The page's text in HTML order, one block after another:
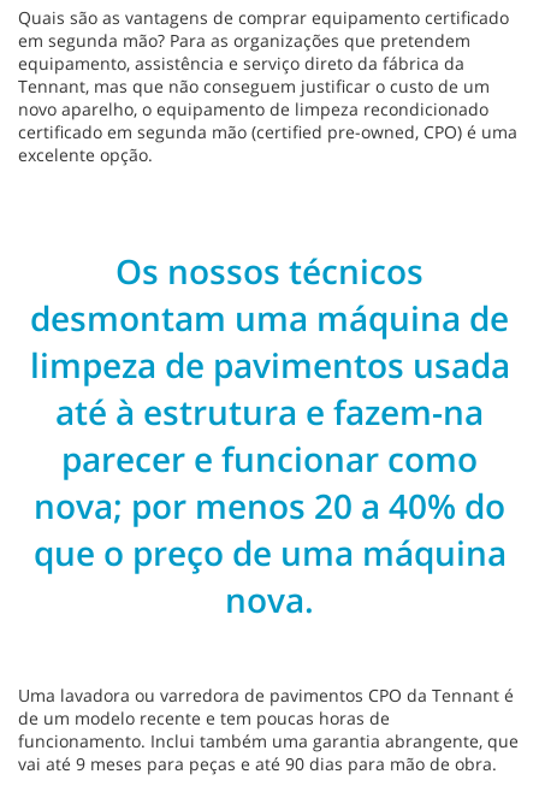
Quais são as vantagens de comprar equipamento certificado
em segunda mão? Para as organizações que pretendem
equipamento, assistência e serviço direto da fábrica da
Tennant, mas que não conseguem justificar o custo de um
novo aparelho, o equipamento de limpeza recondicionado
certificado em segunda mão (certified pre-owned, CPO) é uma
excelente opção.
Os nossos técnicos
desmontam uma máquina de
limpeza de pavimentos usada
até à estrutura e fazem-na
parecer e funcionar como
nova; por menos 20 a 40% do
que o preço de uma máquina
nova.
Uma lavadora ou varredora de pavimentos CPO da Tennant é
de um modelo recente e tem poucas horas de
funcionamento. Inclui também uma garantia abrangente, que
vai até 9 meses para peças e até 90 dias para mão de obra.